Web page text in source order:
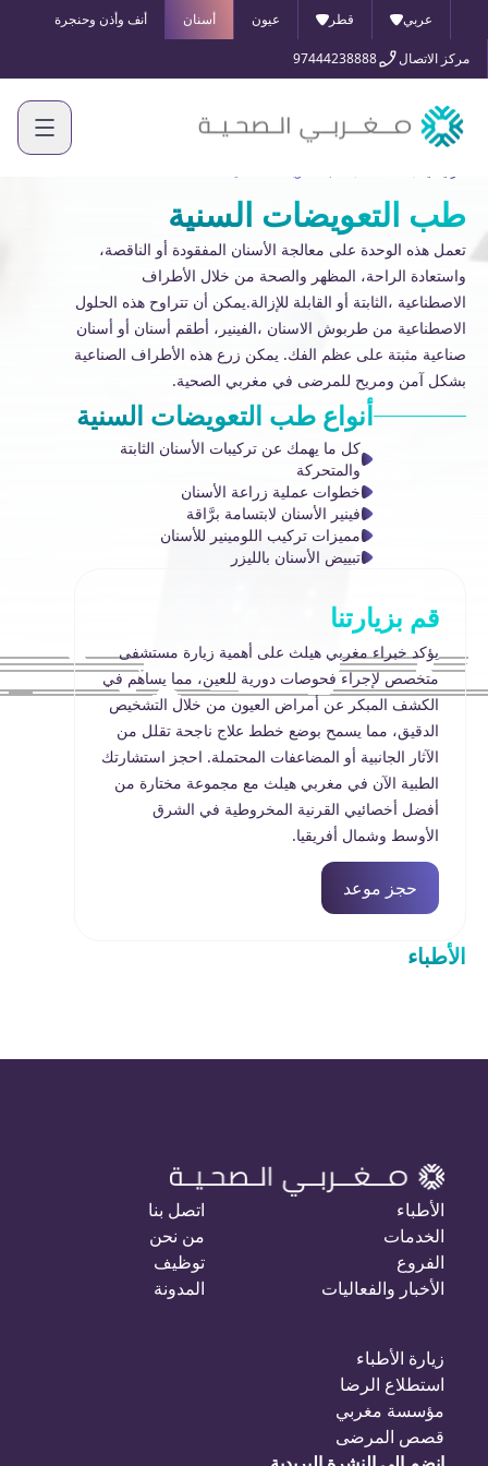
عربي قطر عيون أسنان أنف وأذن وحنجرة
مركز الاتصال 97444238888
طب التعويضات السنية
تعمل هذه الوحدة على معالجة الأسنان المفقودة أو الناقصة،
واستعادة الراحة، المظهر والصحة من خلال الأطراف
الاصطناعية ،الثابتة أو القابلة للإزالة.يمكن أن تتراوح هذه الحلول
الاصطناعية من طربوش الاسنان ،الفينير، أطقم أسنان أو أسنان
صناعية مثبتة على عظم الفك. يمكن زرع هذه الأطراف الصناعية
بشكل آمن ومريح للمرضى في مغربي الصحية.
أنواع طب التعويضات السنية
كل ما يهمك عن تركيبات الأسنان الثابتة
والمتحركة
خطوات عملية زراعة الأسنان
فينير الأسنان لابتسامة برَّاقة
مميزات تركيب اللومينير للأسنان
تبييض الأسنان بالليزر
قم بزيارتنا
يؤكد خبراء مغربي هيلث على أهمية زيارة مستشفى
متخصص لإجراء فحوصات دورية للعين، مما يساهم في
الكشف المبكر عن أمراض العيون من خلال التشخيص
الدقيق، مما يسمح بوضع خطط علاج ناجحة تقلل من
الآثار الجانبية أو المضاعفات المحتملة. احجز استشارتك
الطبية الآن في مغربي هيلث مع مجموعة مختارة من
أفضل أخصائيي القرنية المخروطية في الشرق
الأوسط وشمال أفريقيا.
حجز موعد
الأطباء
الأطباء
الخدمات
الفروع
الأخبار والفعاليات
اتصل بنا
من نحن
توظيف
المدونة
زيارة الأطباء
استطلاع الرضا
مؤسسة مغربي
قصص المرضى